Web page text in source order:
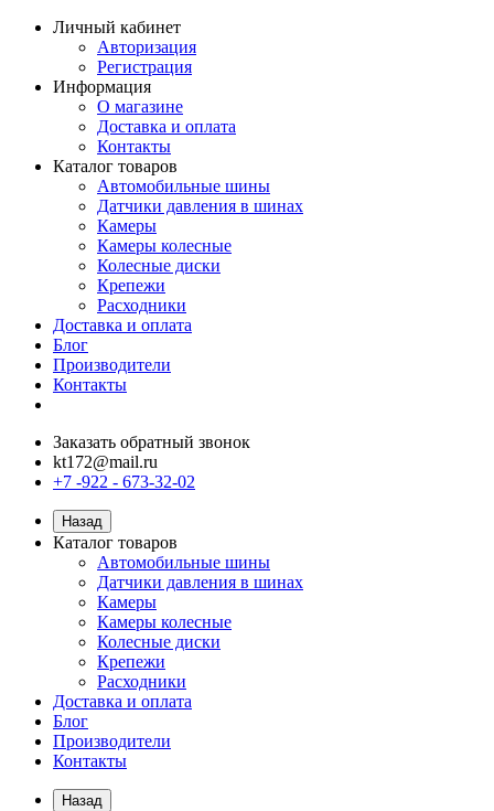
Личный кабинет
Авторизация
Регистрация
Информация
О магазине
Доставка и оплата
Контакты
Каталог товаров
Автомобильные шины
Датчики давления в шинах
Камеры
Камеры колесные
Колесные диски
Крепежи
Расходники
Доставка и оплата
Блог
Производители
Контакты
Заказать обратный звонок
kt172@mail.ru
+7 -922 - 673-32-02
Назад
Каталог товаров
Автомобильные шины
Датчики давления в шинах
Камеры
Камеры колесные
Колесные диски
Крепежи
Расходники
Доставка и оплата
Блог
Производители
Контакты
Назад